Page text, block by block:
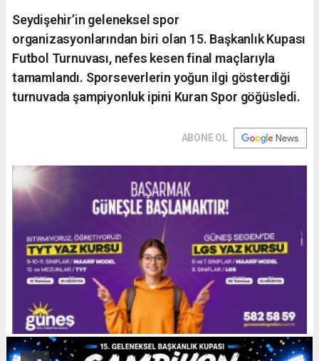
Seydişehir’in geleneksel spor
organizasyonlarından biri olan 15. Başkanlık Kupası
Futbol Turnuvası, nefes kesen final maçlarıyla
tamamlandı. Sporseverlerin yoğun ilgi gösterdiği
turnuvada şampiyonluk ipini Kuran Spor göğüsledi.
ABONE OL